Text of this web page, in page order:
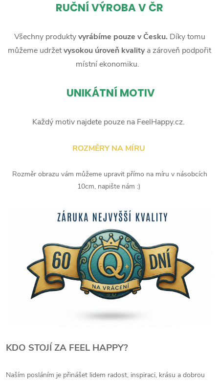
RUČNÍ VÝROBA V ČR
Všechny produktyvyrábíme pouze v Česku. Díky tomu
můžeme udržetvysokou úroveň kvalitya zároveň podpořit
místní ekonomiku.
UNIKÁTNÍ MOTIV
Každý motiv najdete pouze na FeelHappy.cz.
ROZMĚRY NA MÍRU
Rozměr obrazu vám můžeme upravit přímo na míru v násobcích
10cm, napište nám :)
KDO STOJÍ ZA FEEL HAPPY?
Naším posláním je přinášet lidem radost, inspiraci, krásu a dobrou